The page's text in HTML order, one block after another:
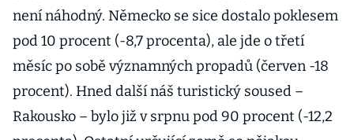
není náhodný. Německo se sice dostalo poklesem
pod 10 procent (-8,7 procenta), ale jde o třetí
měsíc po sobě významných propadů (červen -18
procent). Hned další náš turistický soused –
Rakousko – bylo již v srpnu pod 90 procent (-12,2